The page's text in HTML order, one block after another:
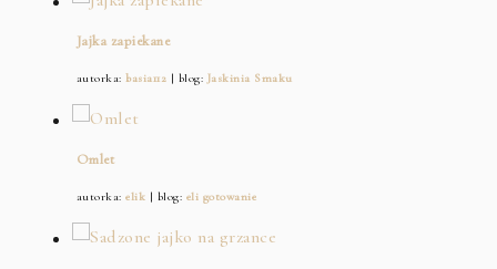
Jajka zapiekane
autorka:basia112 | blog: Jaskinia Smaku
Omlet
autorka:elik | blog: eli gotowanie